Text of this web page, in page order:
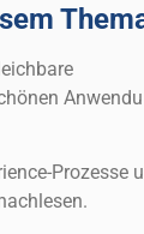
Prozesse